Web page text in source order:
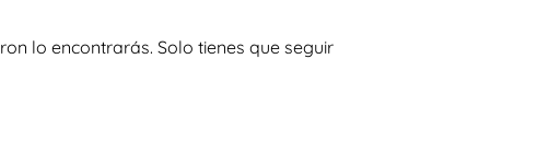
lo encontrarás. Solo tienes que seguir